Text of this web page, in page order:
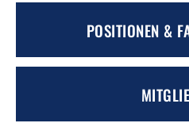
POSITIONEN &